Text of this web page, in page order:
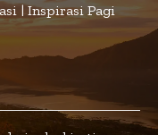
| Inspirasi Pagi